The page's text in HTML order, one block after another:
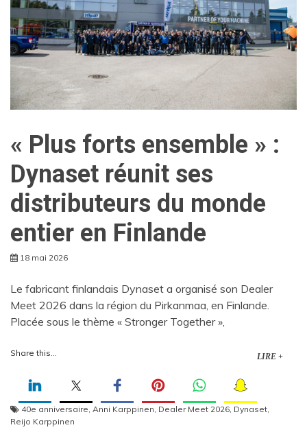
« Plus forts ensemble » :
Dynaset réunit ses
distributeurs du monde
entier en Finlande
18 mai 2026
Le fabricant finlandais Dynaset a organisé son Dealer
Meet 2026 dans la région du Pirkanmaa, en Finlande.
Placée sous le thème « Stronger Together »,
Share this... LIRE +
40e anniversaire Anni Karppinen Dealer Meet 2026 Dynaset
Reijo Karppinen